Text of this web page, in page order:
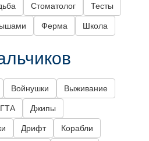
Стоматолог Тесты
Ферма Школа
Войнушки Выживание
ГТА Джипы
Дрифт Корабли